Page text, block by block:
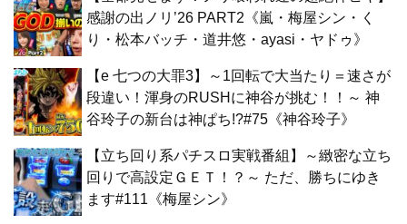
感謝の出ノリ’26 PART2《嵐・梅屋シン・く
り・松本バッチ・道井悠・ayasi・ヤドゥ》
【e 七つの大罪3】～1回転で大当たり＝速さが
段違い！渾身のRUSHに神谷が挑む！！～ 神
谷玲子の新台は神ぱち!?#75《神谷玲子》
【立ち回り系パチスロ実戦番組】～緻密な立ち
回りで高設定ＧＥＴ！？～ ただ、勝ちにゆき
ます#111《梅屋シン》